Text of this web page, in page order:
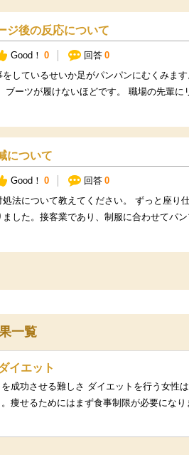
ジ後の反応について
Good！ 0 回答 0
しているせいか足がパンパンにむくみま
ブーツが履けないほどです。 職場の先輩に
について
Good！ 0 回答 0
処法について教えてください。 ずっと座り
した。接客業であり、制服に合わせてパ
一覧
イエット
を成功させる難しさ ダイエットを行う女性
痩せるためにはまず食事制限が必要にな